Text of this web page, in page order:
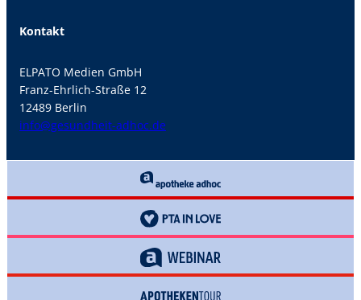
Kontakt
ELPATO Medien GmbH
Franz-Ehrlich-Straße 12
12489 Berlin
info@gesundheit-adhoc.de